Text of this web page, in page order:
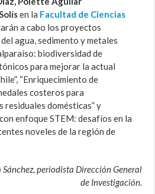
en la Facultad de Ciencias
a cabo los proyectos
agua, sedimento y metales
biodiversidad de
para mejorar la actual
“Enriquecimiento de
costeros para
residuales domésticas” y
enfoque STEM: desafíos en la
noveles de la región de
Sánchez, periodista Dirección General
de Investigación.